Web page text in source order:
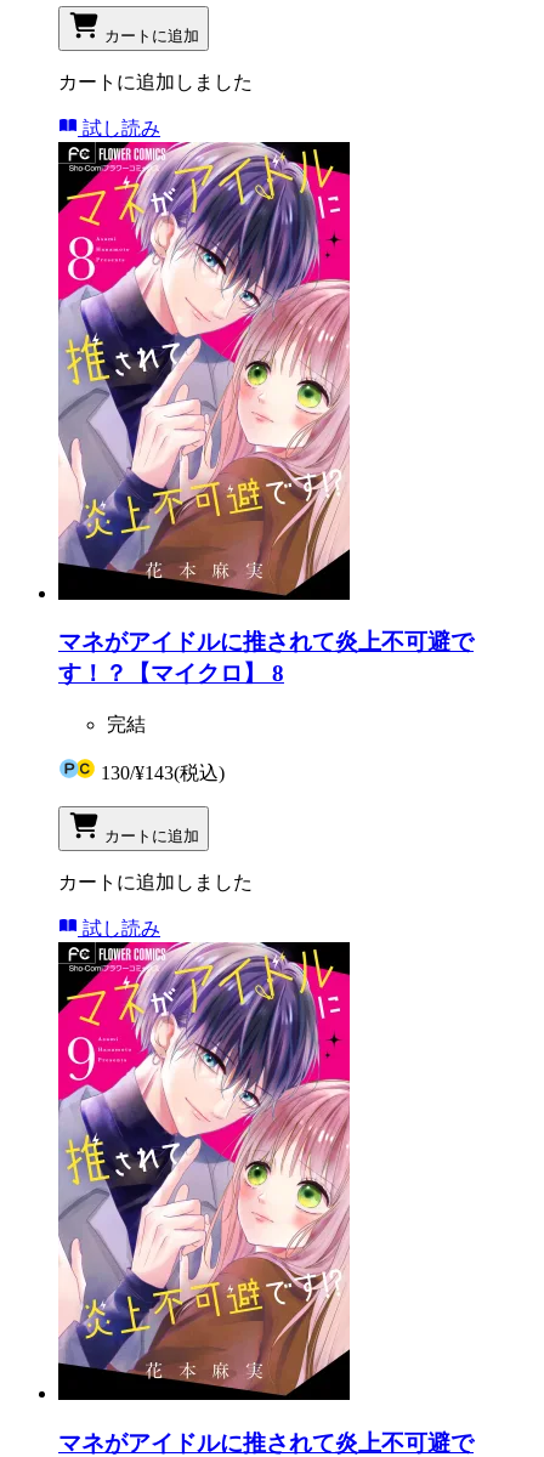
カートに追加
カートに追加しました
試し読み
マネがアイドルに推されて炎上不可避で
す！？【マイクロ】 8
完結
130/¥143(税込)
カートに追加
カートに追加しました
試し読み
マネがアイドルに推されて炎上不可避で